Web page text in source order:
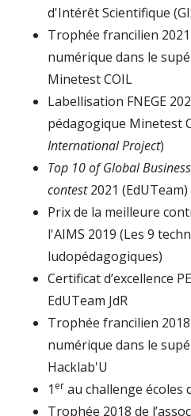
d'Intérêt Scientifique
Trophée francilien
numérique dans le
Minetest COIL
Labellisation FNEGE
pédagogique Minetest
International Project)
Top 10 of Global
contest2021 (EdUTeam)
Prix de la meilleure
l'AIMS 2019 (Les 9
ludopédagogiques)
Certificat d’excellence
EdUTeam JdR
Trophée francilien
numérique dans le
Hacklab'U
1 er au challenge écoles
Trophée 2018 de